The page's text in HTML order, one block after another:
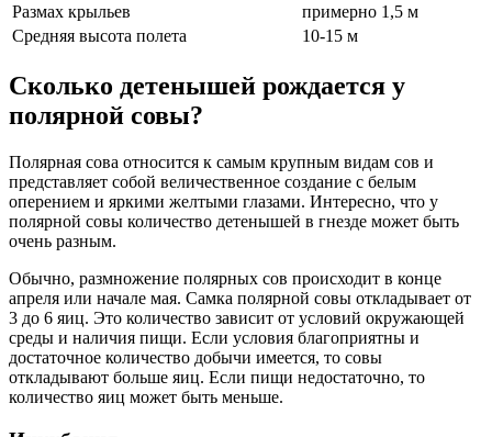
Размах крыльев
примерно 1,5 м
Средняя высота полета
10-15 м
Сколько детенышей рождается у
полярной совы?
Полярная сова относится к самым крупным видам сов и
представляет собой величественное создание с белым
оперением и яркими желтыми глазами. Интересно, что у
полярной совы количество детенышей в гнезде может быть
очень разным.
Обычно, размножение полярных сов происходит в конце
апреля или начале мая. Самка полярной совы откладывает от
3 до 6 яиц. Это количество зависит от условий окружающей
среды и наличия пищи. Если условия благоприятны и
достаточное количество добычи имеется, то совы
откладывают больше яиц. Если пищи недостаточно, то
количество яиц может быть меньше.